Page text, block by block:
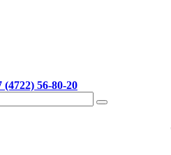
(4722) 56-80-20